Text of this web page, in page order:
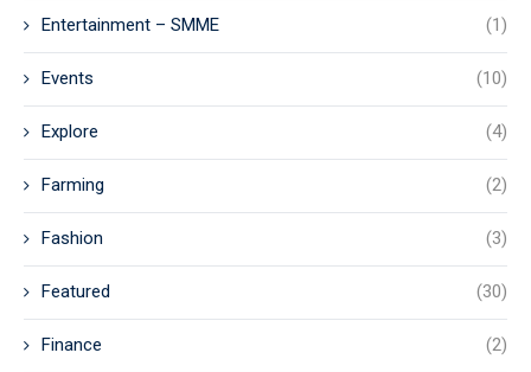
Entertainment – SMME (1)
Events (10)
Explore (4)
Farming (2)
Fashion (3)
Featured (30)
Finance (2)